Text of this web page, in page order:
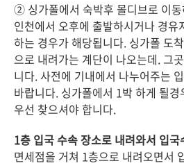
② 싱가폴에서 숙박후 몰디브로 이
인천에서 오후에 출발하시거나 경유
하는 경우가 해당됩니다. 싱가폴 도
으로 내려가는 계단이 나오는데. 그
니다. 사전에 기내에서 나누어주는
바랍니다. 싱가폴에서 1박 하게 될
우선 찾으셔야 합니다.
1층 입국 수속 장소로 내려와서 입국
면세점을 거쳐 1층으로 내려오면서